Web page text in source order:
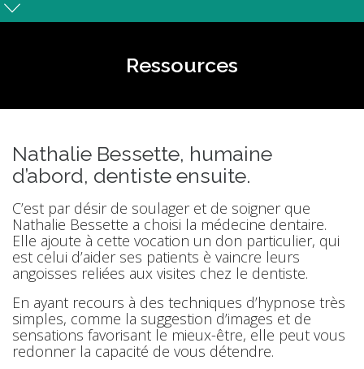
Ressources
Nathalie Bessette, humaine
d’abord, dentiste ensuite.
C’est par désir de soulager et de soigner que
Nathalie Bessette a choisi la médecine dentaire.
Elle ajoute à cette vocation un don particulier, qui
est celui d’aider ses patients è vaincre leurs
angoisses reliées aux visites chez le dentiste.
En ayant recours à des techniques d’hypnose très
simples, comme la suggestion d’images et de
sensations favorisant le mieux-être, elle peut vous
redonner la capacité de vous détendre.